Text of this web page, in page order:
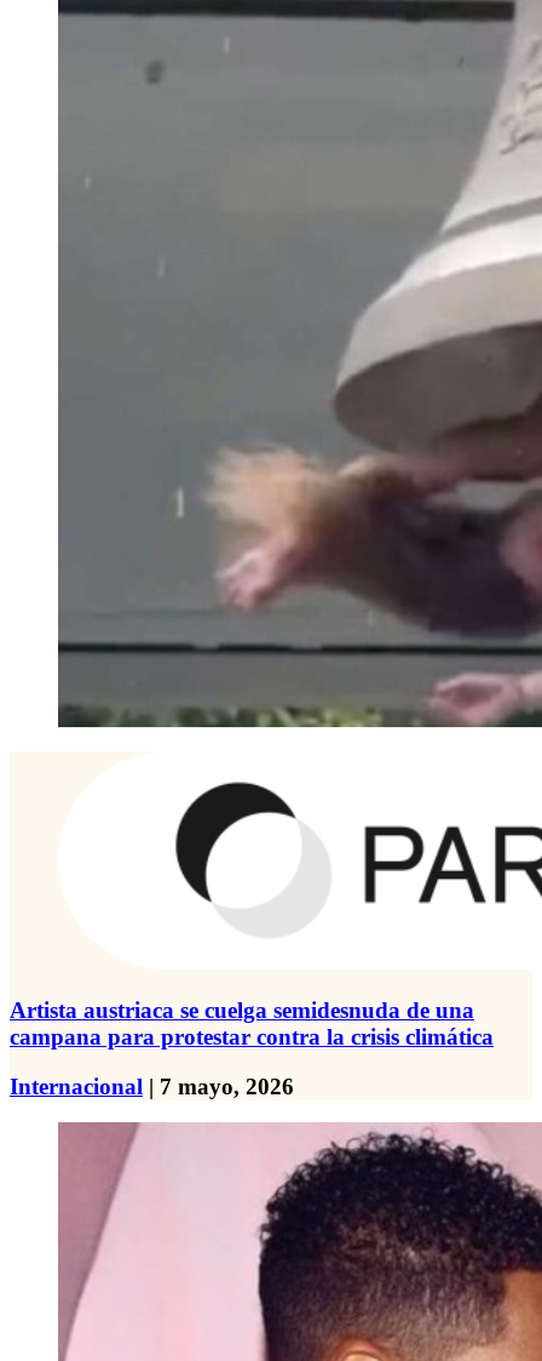
Artista austriaca se cuelga semidesnuda de una
campana para protestar contra la crisis climática
Internacional | 7 mayo, 2026